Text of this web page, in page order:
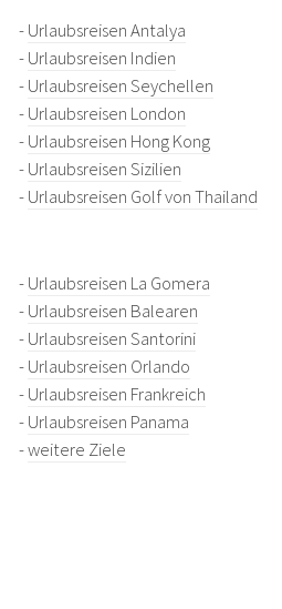
-Urlaubsreisen Antalya
-Urlaubsreisen Indien
-Urlaubsreisen Seychellen
-Urlaubsreisen London
-Urlaubsreisen Hong Kong
-Urlaubsreisen Sizilien
-Urlaubsreisen Golf von Thailand
-Urlaubsreisen La Gomera
-Urlaubsreisen Balearen
-Urlaubsreisen Santorini
-Urlaubsreisen Orlando
-Urlaubsreisen Frankreich
-Urlaubsreisen Panama
-weitere Ziele